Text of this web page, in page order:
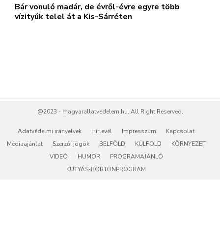
Bár vonuló madár, de évről-évre egyre több
vízityúk telel át a Kis-Sárréten
@2023 - magyarallatvedelem.hu. All Right Reserved.
Adatvédelmi irányelvek Hírlevél Impresszum
Kapcsolat
Médiaajánlat
Szerzői jogok BELFÖLD KÜLFÖLD
KÖRNYEZET
VIDEÓ
HUMOR
PROGRAMAJÁNLÓ
KUTYÁS-BÖRTÖNPROGRAM